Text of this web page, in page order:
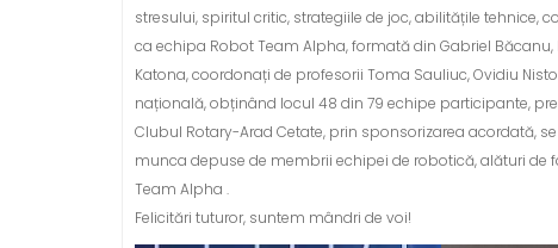
stresului, spiritul critic, strategiile de joc, abilitățile
ca echipa Robot Team Alpha, formată din Gabriel
Katona, coordonați de profesorii Toma Sauliuc, Ovidiu
națională, obținând locul 48 din 79 echipe participante,
Clubul Rotary-Arad Cetate, prin sponsorizarea acordată,
munca depuse de membrii echipei de robotică, alături
Team Alpha .
Felicitări tuturor, suntem mândri de voi!